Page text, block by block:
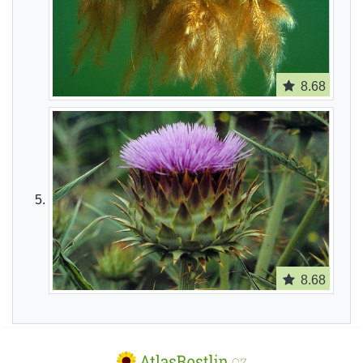
8.68
8.68